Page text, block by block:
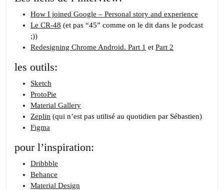
How I joined Google – Personal story and experience
Le CR-48 (et pas “45” comme on le dit dans le podcast
;))
Redesigning Chrome Android. Part 1 et Part 2
les outils:
Sketch
ProtoPie
Material Gallery
Zeplin (qui n’est pas utilisé au quotidien par Sébastien)
Figma
pour l’inspiration:
Dribbble
Behance
Material Design